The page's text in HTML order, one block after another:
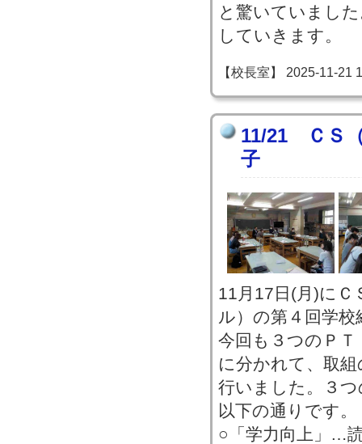
と驚いていまし
していきます。
【校長室】 2025-11-21
11/21 ＣＳ
子
11月17日(月)に
ル）の第４回学
今回も３つのＰ
に分かれて、取
行いました。３
以下の通りです。
○「学力向上」…